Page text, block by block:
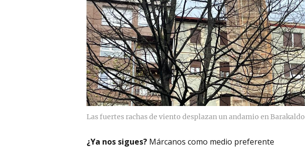
Las fuertes rachas de viento desplazan un andamio en Barakaldo
¿Ya nos sigues? Márcanos como medio preferente